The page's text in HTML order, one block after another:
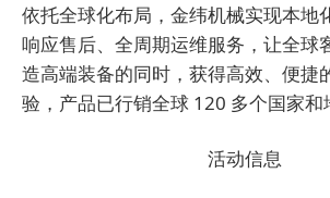
依托全球化布局，金纬机械实现本地
响应售后、全周期运维服务，让全球
造高端装备的同时，获得高效、便捷
验，产品已行销全球 120 多个国家和
活动信息